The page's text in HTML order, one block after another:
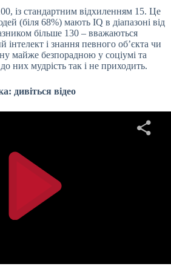
із стандартним відхиленням 15. Це
(біля 68%) мають IQ в діапазоні від
більше 130 – вважаються
інтелект і знання певного об’єкта чи
майже безпорадною у соціумі та
них мудрість так і не приходить.
дивіться відео